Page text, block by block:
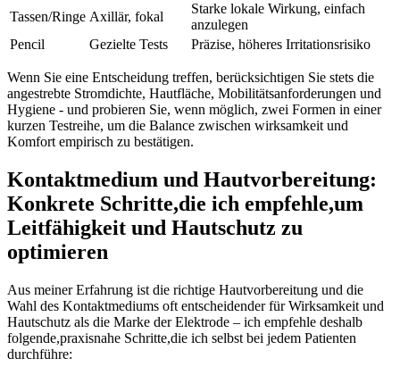
Tassen/Ringe Axillär, fokal
Starke lokale Wirkung, einfach
anzulegen
Pencil
Gezielte Tests Präzise, höheres Irritationsrisiko
Wenn Sie ‌eine Entscheidung⁣ treffen, berücksichtigen Sie‍ stets die
angestrebte Stromdichte,⁣ Hautfläche, Mobilitätsanforderungen und
⁤Hygiene ⁣- und‌ probieren Sie, ⁣wenn möglich,⁣ zwei Formen in einer
kurzen Testreihe, um⁢ die ‍Balance​ zwischen wirksamkeit und
Komfort empirisch zu ‌bestätigen.
Kontaktmedium und Hautvorbereitung:
Konkrete Schritte,die ich ⁤empfehle,um
Leitfähigkeit und Hautschutz ​zu
⁢optimieren
Aus‍ meiner Erfahrung ist die⁤ richtige Hautvorbereitung ‌und ⁤die
Wahl ⁤des ⁢Kontaktmediums oft entscheidender für Wirksamkeit und
Hautschutz‌ als die Marke der Elektrode – ​ich empfehle deshalb
folgende,praxisnahe Schritte,die‍ ich ​selbst bei jedem⁢ Patienten⁢
durchführe: